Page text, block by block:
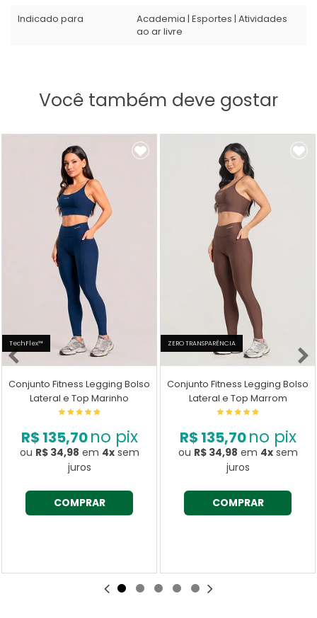
Indicado para
Academia | Esportes | Atividades
ao ar livre
Você também deve gostar
TechFlex™
Conjunto Fitness Legging Bolso
Lateral e Top Marinho
R$ 135,70no pix
ou R$ 34,98 em 4xsem
juros
COMPRAR
ZERO TRANSPARÊNCIA
Conjunto Fitness Legging Bolso
Lateral e Top Marrom
R$ 135,70no pix
ou R$ 34,98 em 4xsem
juros
COMPRAR